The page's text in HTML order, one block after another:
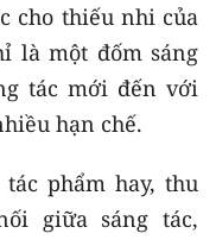
cho thiếu nhi của
là một đốm sáng
tác mới đến với
hạn chế.
phẩm hay, thu
giữa sáng tác,